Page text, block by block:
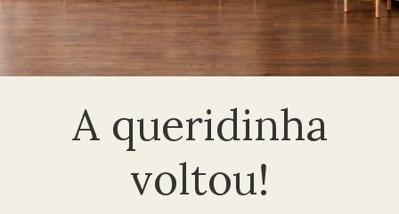
A queridinha
voltou!